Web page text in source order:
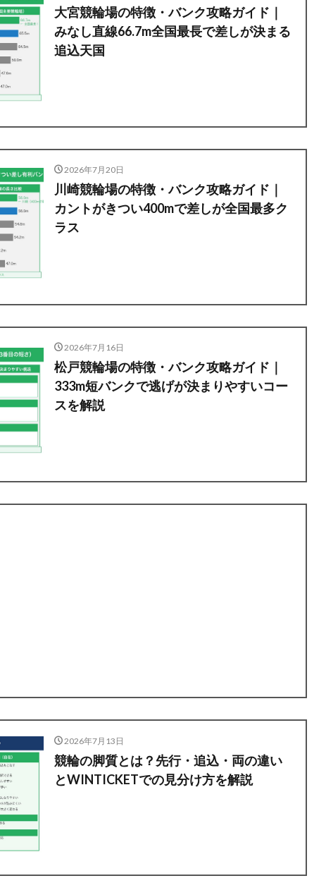
大宮競輪場の特徴・バンク攻略ガイド｜
みなし直線66.7m全国最長で差しが決まる
追込天国
2026年7月20日
川崎競輪場の特徴・バンク攻略ガイド｜
カントがきつい400mで差しが全国最多ク
ラス
2026年7月16日
松戸競輪場の特徴・バンク攻略ガイド｜
333m短バンクで逃げが決まりやすいコー
スを解説
2026年7月13日
競輪の脚質とは？先行・追込・両の違い
とWINTICKETでの見分け方を解説